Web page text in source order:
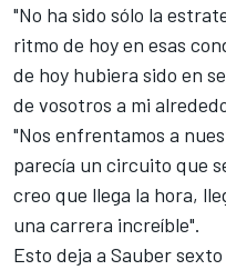
"No ha sido sólo la
ritmo de hoy en esas
de hoy hubiera sido en
de vosotros a mi
"Nos enfrentamos a
parecía un circuito que
creo que llega la hora,
una carrera increíble".
Esto deja a Sauber